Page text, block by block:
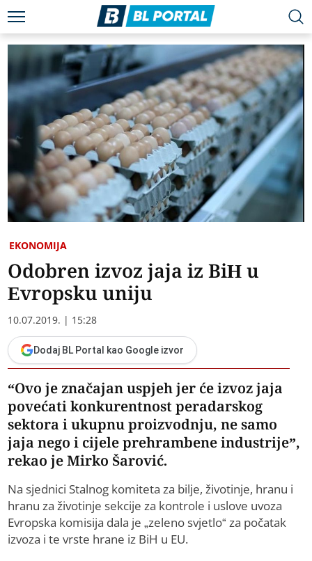
EKONOMIJA
Odobren izvoz jaja iz BiH u
Evropsku uniju
10.07.2019. | 15:28
Dodaj BL Portal kao Google izvor
“Ovo je značajan uspjeh jer će izvoz jaja
povećati konkurentnost peradarskog
sektora i ukupnu proizvodnju, ne samo
jaja nego i cijele prehrambene industrije”,
rekao je Mirko Šarović.
Na sjednici Stalnog komiteta za bilje, životinje, hranu i
hranu za životinje sekcije za kontrole i uslove uvoza
Evropska komisija dala je „zeleno svjetlo“ za počatak
izvoza i te vrste hrane iz BiH u EU.